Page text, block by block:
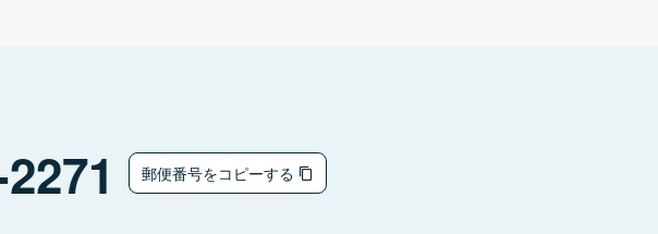
郵便番号をコピーする